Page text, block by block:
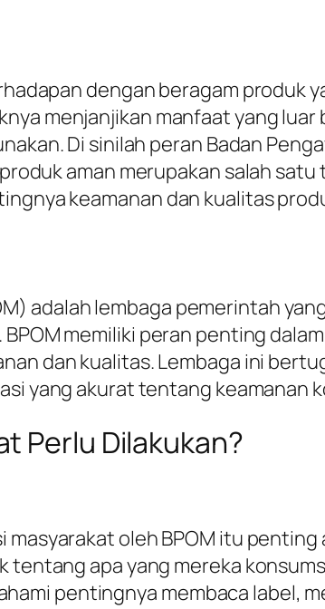
dengan beragam produk
menjanjikan manfaat yang luar
Di sinilah peran Badan
aman merupakan salah
keamanan dan kualitas
adalah lembaga pemerintah
memiliki peran penting
dan kualitas. Lembaga ini
yang akurat tentang keamanan
Perlu Dilakukan?
masyarakat oleh BPOM itu
tentang apa yang mereka
pentingnya membaca label,